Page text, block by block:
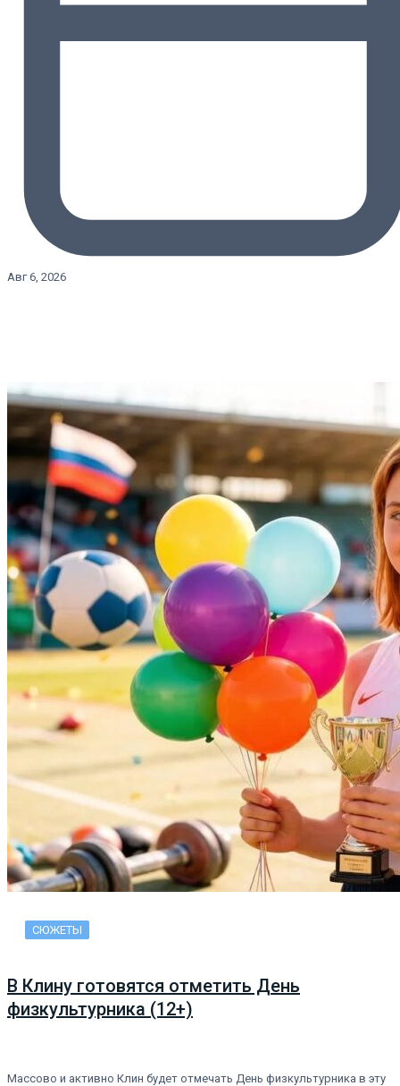
Авг 6, 2026
СЮЖЕТЫ
В Клину готовятся отметить День
физкультурника (12+)
Массово и активно Клин будет отмечать День физкультурника в эту